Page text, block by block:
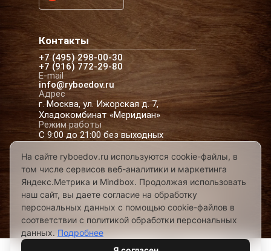
Контакты
+7 (495) 298-00-30
+7 (916) 772-29-80
E-mail
info@ryboedov.ru
Адрес
г. Москва, ул. Ижорская д. 7,
Хладокомбинат «Меридиан»
Режим работы
С 9:00 до 21:00 без выходных
© 2026,Рыбоедовъ— доставка рыбы и
морепродуктов в Москве
Предложения на сайте не являются офертой
Разработано в
На сайте ryboedov.ru используются cookie-файлы, в
том числе сервисов веб-аналитики и маркетинга
Яндекс.Метрика и Mindbox. Продолжая использовать
наш сайт, вы даете согласие на обработку
персональных данных с помощью cookie-файлов в
соответствии с политикой обработки персональных
данных. Подробнее